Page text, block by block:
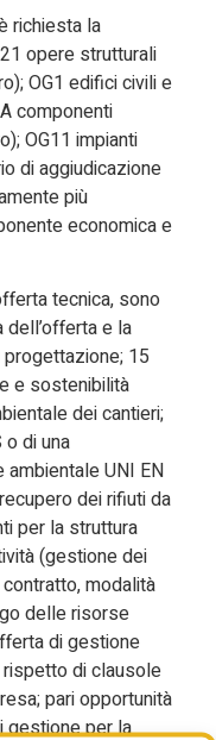
richiesta la
opere strutturali
OG1 edifici civili e
componenti
OG11 impianti
di aggiudicazione
più
economica e
tecnica, sono
dell’offerta e la
15
e sostenibilità
dei cantieri;
di una
UNI EN
dei rifiuti da
per la struttura
(gestione dei
modalità
delle risorse
di gestione
rispetto di clausole
pari opportunità
gestione per la